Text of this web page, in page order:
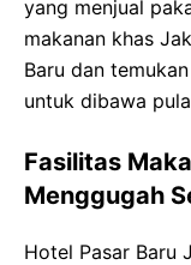
yang menjual
makanan khas
Baru dan
untuk dibawa
Fasilitas
Menggugah
Hotel Pasar Baru